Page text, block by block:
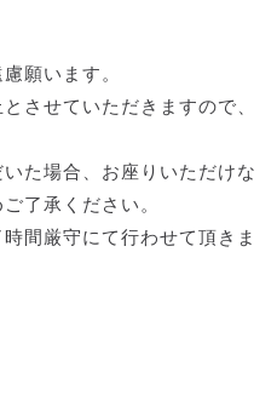
願います。
させていただきますので、
た場合、お座りいただけな
了承ください。
間厳守にて行わせて頂きま